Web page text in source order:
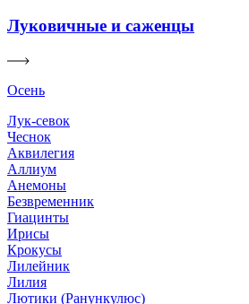
Луковичные и саженцы
Осень
Лук-севок
Чеснок
Аквилегия
Аллиум
Анемоны
Безвременник
Гиацинты
Ирисы
Крокусы
Лилейник
Лилия
Лютики (Ранункулюс)